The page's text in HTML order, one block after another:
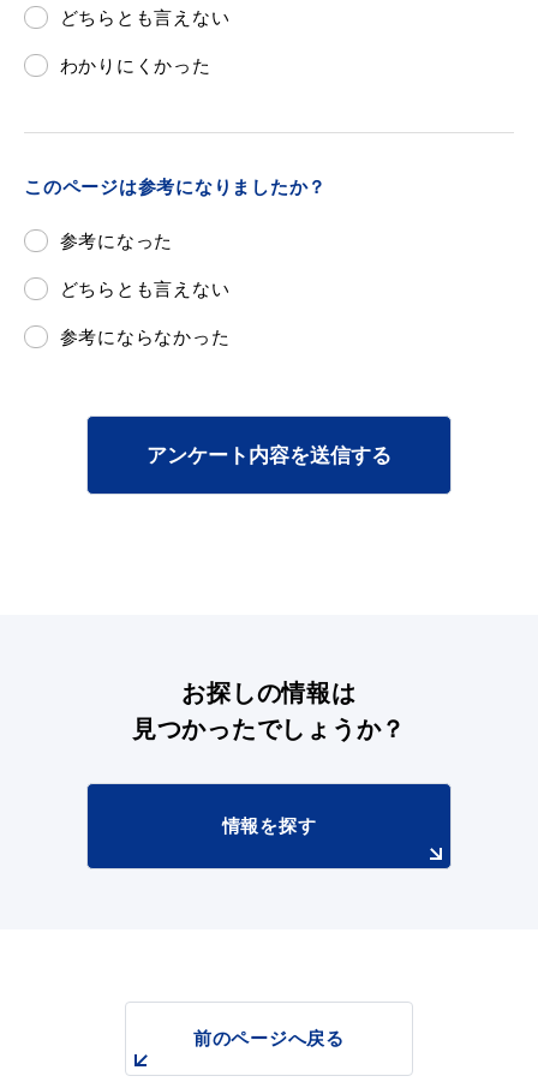
どちらとも言えない
わかりにくかった
このページは参考になりましたか？
参考になった
どちらとも言えない
参考にならなかった
アンケート内容を送信する
お探しの情報は
見つかったでしょうか？
情報を探す
前のページへ戻る